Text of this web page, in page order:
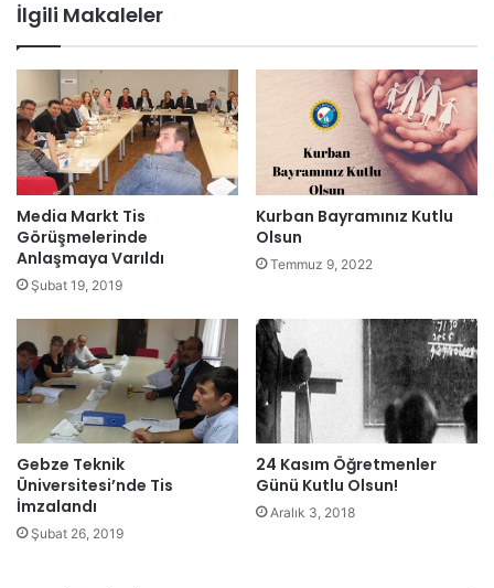
İlgili Makaleler
Media Markt Tis
Görüşmelerinde
Anlaşmaya Varıldı
Şubat 19, 2019
Kurban Bayramınız Kutlu
Olsun
Temmuz 9, 2022
Gebze Teknik
Üniversitesi’nde Tis
İmzalandı
Şubat 26, 2019
24 Kasım Öğretmenler
Günü Kutlu Olsun!
Aralık 3, 2018